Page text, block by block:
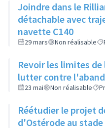
Joindre dans le
détachable avec
navette C140
29 mars Non réalisable
Revoir les limites
lutter contre
23 mai Non réalisable
Réétudier le projet
d'Ostérode au